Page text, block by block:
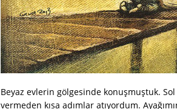
Beyaz evlerin gölgesinde konuşmuştuk. Sol
vermeden kısa adımlar atıyordum.